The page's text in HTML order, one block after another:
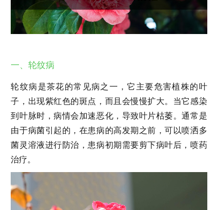
一、轮纹病
轮纹病是茶花的常见病之一，它主要危害植株的叶
子，出现紫红色的斑点，而且会慢慢扩大。当它感染
到叶脉时，病情会加速恶化，导致叶片枯萎。通常是
由于病菌引起的，在患病的高发期之前，可以喷洒多
菌灵溶液进行防治，患病初期需要剪下病叶后，喷药
治疗。